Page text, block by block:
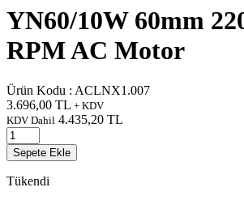
YN60/10W 60mm
RPM AC Motor
Ürün Kodu : ACLNX1.007
3.696,00 TL + KDV
KDV Dahil 4.435,20 TL
Sepete Ekle
Tükendi